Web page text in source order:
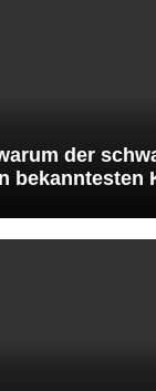
der
bekanntesten